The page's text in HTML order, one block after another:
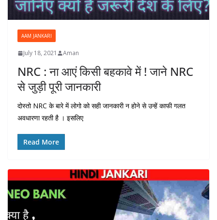
AAM JANKARI
July 18, 2021 Aman
NRC : ना आएं किसी बहकावे में ! जाने NRC
से जुड़ी पूरी जानकारी
दोस्तो NRC के बारे में लोगो को सही जानकारी न होने से उन्हें काफी गलत
अवधारणा रहती है । इसलिए
Read More